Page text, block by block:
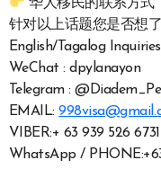
华人移民的联系方式
针对以上话题您是否想
English/Tagalog Inquiries
WeChat : dpylanayon
Telegram :
EMAIL:
VIBER:+ 63 939 526
WhatsApp /